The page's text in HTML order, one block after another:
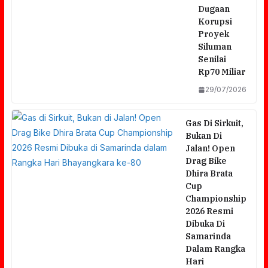
Dugaan
Korupsi
Proyek
Siluman
Senilai
Rp70 Miliar
29/07/2026
Gas Di Sirkuit,
Bukan Di
Jalan! Open
Drag Bike
Dhira Brata
Cup
Championship
2026 Resmi
Dibuka Di
Samarinda
Dalam Rangka
Hari